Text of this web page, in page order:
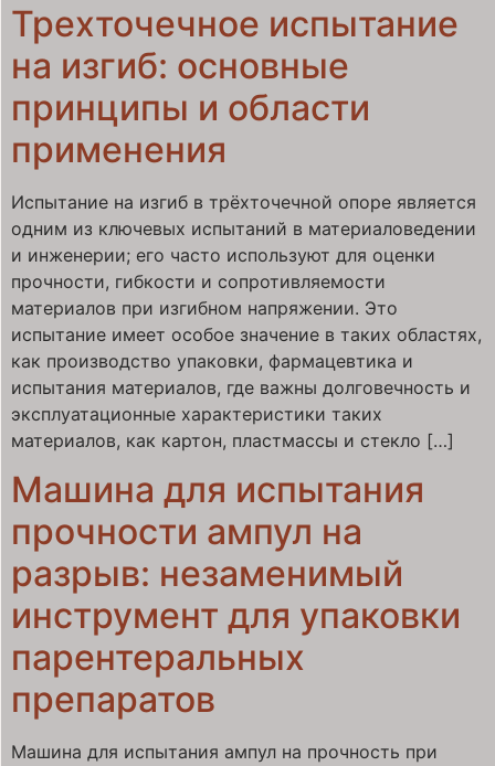
Трехточечное испытание
на изгиб: основные
принципы и области
применения
Испытание на изгиб в трёхточечной опоре является
одним из ключевых испытаний в материаловедении
и инженерии; его часто используют для оценки
прочности, гибкости и сопротивляемости
материалов при изгибном напряжении. Это
испытание имеет особое значение в таких областях,
как производство упаковки, фармацевтика и
испытания материалов, где важны долговечность и
эксплуатационные характеристики таких
материалов, как картон, пластмассы и стекло […]
Машина для испытания
прочности ампул на
разрыв: незаменимый
инструмент для упаковки
парентеральных
препаратов
Машина для испытания ампул на прочность при